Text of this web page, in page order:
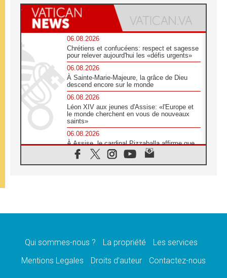
06.08.2026
Chrétiens et confucéens: respect et sagesse
pour relever aujourd'hui les «défis urgents»
06.08.2026
À Sainte-Marie-Majeure, la grâce de Dieu
descend encore sur le monde
06.08.2026
Léon XIV aux jeunes d'Assise: «l'Europe et
le monde cherchent en vous de nouveaux
saints»
06.08.2026
À Assise, le cardinal Pizzaballa affirme que
«les chrétiens veulent la paix»
06.08.2026
message de paix et de dignité humaine»
«La visite du Pape en Uruguay renforcera
Qui sommes-nous ? La propriété
Les services
Mentions Legales
Droits d’auteur Contactez-nous